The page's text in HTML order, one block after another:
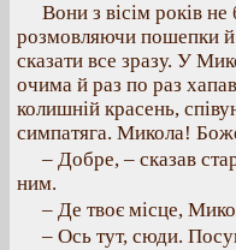
Вони з вісім років
розмовляючи пошепки
сказати все зразу. У
очима й раз по раз
колишній красень,
симпатяга. Микола!
– Добре, – сказав
ним.
– Де твоє місце,
– Ось тут, сюди.